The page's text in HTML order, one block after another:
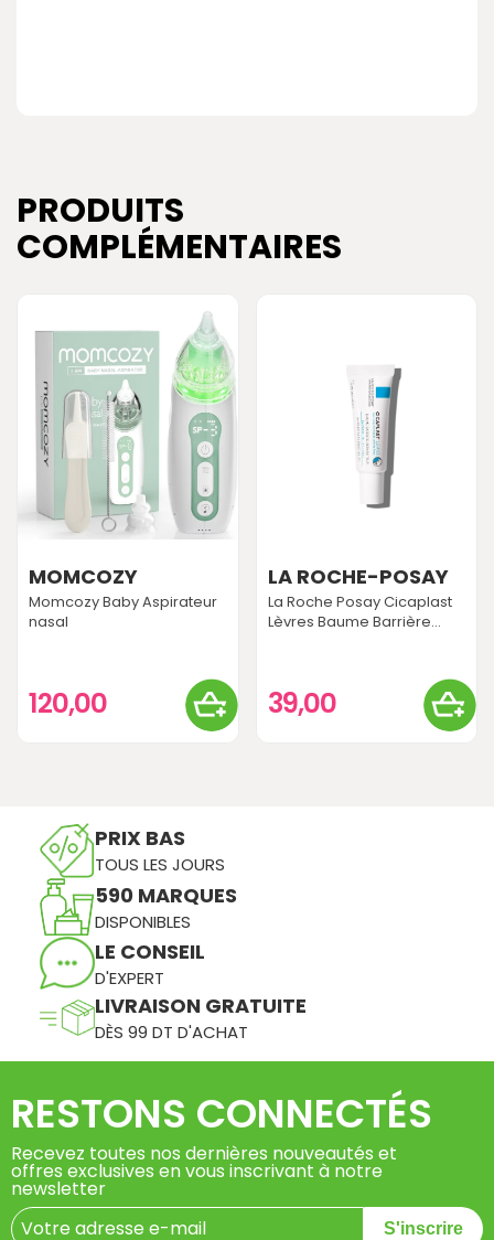
PRODUITS
COMPLÉMENTAIRES
MOMCOZY
Momcozy Baby Aspirateur
nasal
120,00
LA ROCHE-POSAY
La Roche Posay Cicaplast
Lèvres Baume Barrière...
39,00
PRIX BAS
TOUS LES JOURS
590 MARQUES
DISPONIBLES
LE CONSEIL
D'EXPERT
LIVRAISON GRATUITE
DÈS 99 DT D'ACHAT
RESTONS CONNECTÉS
Recevez toutes nos dernières nouveautés et
offres exclusives en vous inscrivant à notre
newsletter
S'inscrire